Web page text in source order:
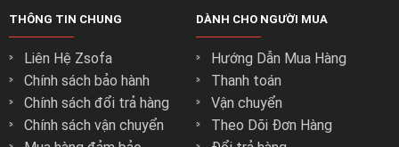
THÔNG TIN CHUNG
Liên Hệ Zsofa
Chính sách bảo hành
Chính sách đổi trả hàng
Chính sách vận chuyển
DÀNH CHO NGƯỜI MUA
Hướng Dẫn Mua Hàng
Thanh toán
Vận chuyển
Theo Dõi Đơn Hàng